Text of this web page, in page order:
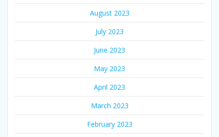
August 2023
July 2023
June 2023
May 2023
April 2023
March 2023
February 2023